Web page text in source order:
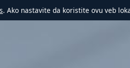
. Ako nastavite da koristite ovu veb